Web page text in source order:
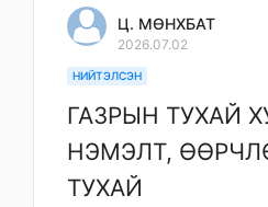
Ц. МӨНХБАТ
2026.07.02
НИЙТЭЛСЭН
ГАЗРЫН ТУХАЙ
НЭМЭЛТ,
ТУХАЙ